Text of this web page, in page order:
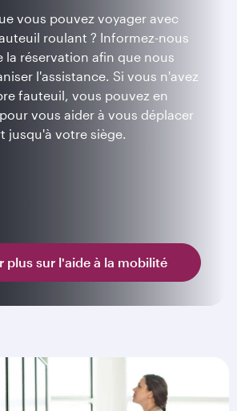
vous pouvez voyager avec
roulant ? Informez-nous
la réservation afin que nous
l'assistance. Si vous n'avez
fauteuil, vous pouvez en
vous aider à vous déplacer
jusqu'à votre siège.
plus sur l'aide à la mobilité